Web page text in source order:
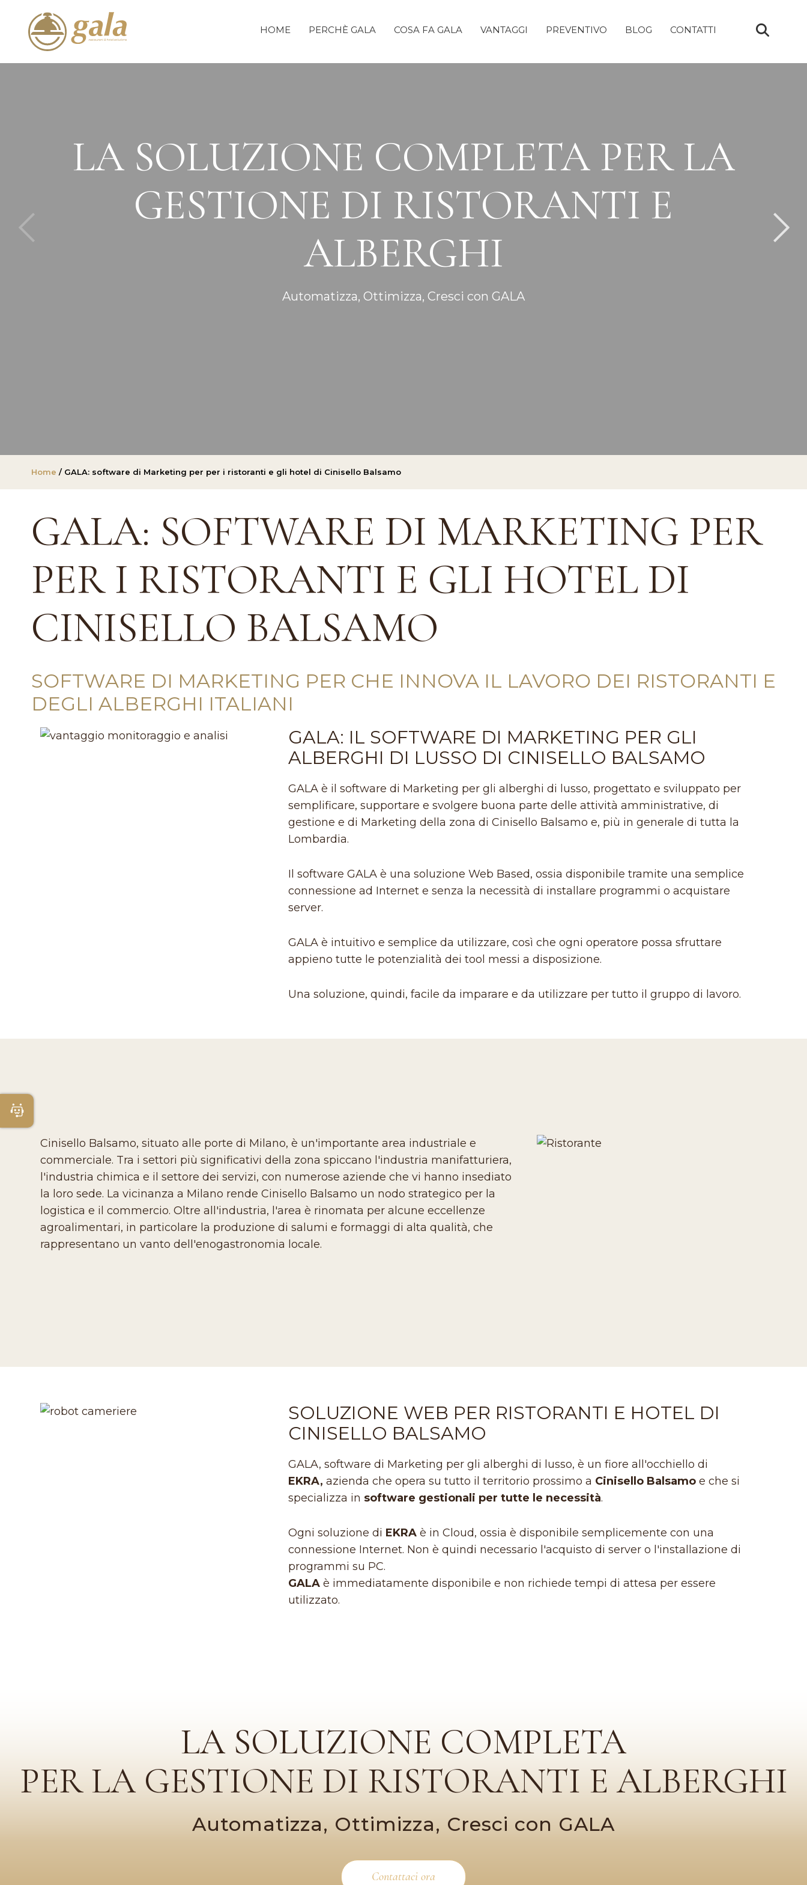
HOME PERCHÈ GALA COSA FA GALA VANTAGGI PREVENTIVO BLOG CONTATTI
LA SOLUZIONE COMPLETA PER LA
GESTIONE DI RISTORANTI E
ALBERGHI
Automatizza, Ottimizza, Cresci con GALA
Home / GALA: software di Marketing per per i ristoranti e gli hotel di Cinisello Balsamo
GALA: SOFTWARE DI MARKETING PER
PER I RISTORANTI E GLI HOTEL DI
CINISELLO BALSAMO
SOFTWARE DI MARKETING PER CHE INNOVA IL LAVORO DEI RISTORANTI E
DEGLI ALBERGHI ITALIANI
GALA: IL SOFTWARE DI MARKETING PER GLI
ALBERGHI DI LUSSO DI CINISELLO BALSAMO
GALA è il software di Marketing per gli alberghi di lusso, progettato e sviluppato per
semplificare, supportare e svolgere buona parte delle attività amministrative, di
gestione e di Marketing della zona di Cinisello Balsamo e, più in generale di tutta la
Lombardia.
Il software GALA è una soluzione Web Based, ossia disponibile tramite una semplice
connessione ad Internet e senza la necessità di installare programmi o acquistare
server.
GALA è intuitivo e semplice da utilizzare, così che ogni operatore possa sfruttare
appieno tutte le potenzialità dei tool messi a disposizione.
Una soluzione, quindi, facile da imparare e da utilizzare per tutto il gruppo di lavoro.
Cinisello Balsamo, situato alle porte di Milano, è un'importante area industriale e
commerciale. Tra i settori più significativi della zona spiccano l'industria manifatturiera,
l'industria chimica e il settore dei servizi, con numerose aziende che vi hanno insediato
la loro sede. La vicinanza a Milano rende Cinisello Balsamo un nodo strategico per la
logistica e il commercio. Oltre all'industria, l'area è rinomata per alcune eccellenze
agroalimentari, in particolare la produzione di salumi e formaggi di alta qualità, che
rappresentano un vanto dell'enogastronomia locale.
SOLUZIONE WEB PER RISTORANTI E HOTEL DI
CINISELLO BALSAMO
GALA, software di Marketing per gli alberghi di lusso, è un fiore all'occhiello di
EKRA,azienda che opera su tutto il territorio prossimo a Cinisello Balsamo e che si
specializza in software gestionali per tutte le necessità.
Ogni soluzione di EKRA è in Cloud, ossia è disponibile semplicemente con una
connessione Internet. Non è quindi necessario l'acquisto di server o l'installazione di
programmi su PC.
GALAè immediatamente disponibile e non richiede tempi di attesa per essere
utilizzato.
LA SOLUZIONE COMPLETA
PER LA GESTIONE DI RISTORANTI E ALBERGHI
Automatizza, Ottimizza, Cresci con GALA
Contattaci ora